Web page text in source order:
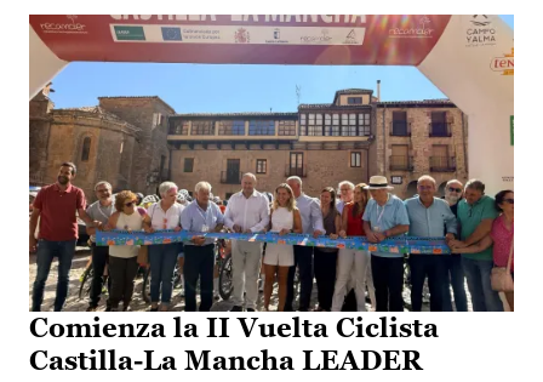
Comienza la II Vuelta Ciclista
Castilla-La Mancha LEADER